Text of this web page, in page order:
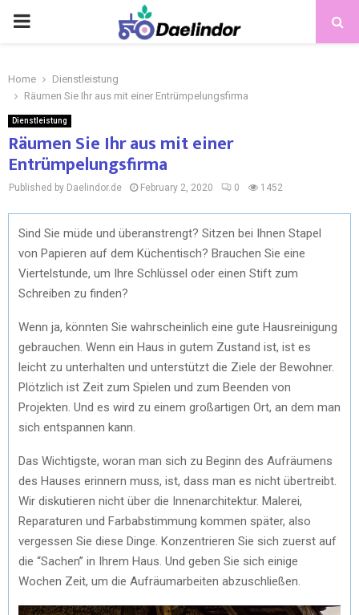
Home
Dienstleistung
Räumen Sie Ihr aus mit einer Entrümpelungsfirma
Dienstleistung
Räumen Sie Ihr aus mit einer
Entrümpelungsfirma
Published by Daelindor.de February 2, 2020 0 1452
Sind Sie müde und überanstrengt? Sitzen bei Ihnen Stapel
von Papieren auf dem Küchentisch? Brauchen Sie eine
Viertelstunde, um Ihre Schlüssel oder einen Stift zum
Schreiben zu finden?
Wenn ja, könnten Sie wahrscheinlich eine gute Hausreinigung
gebrauchen. Wenn ein Haus in gutem Zustand ist, ist es
leicht zu unterhalten und unterstützt die Ziele der Bewohner.
Plötzlich ist Zeit zum Spielen und zum Beenden von
Projekten. Und es wird zu einem großartigen Ort, an dem man
sich entspannen kann.
Das Wichtigste, woran man sich zu Beginn des Aufräumens
des Hauses erinnern muss, ist, dass man es nicht übertreibt.
Wir diskutieren nicht über die Innenarchitektur. Malerei,
Reparaturen und Farbabstimmung kommen später, also
vergessen Sie diese Dinge. Konzentrieren Sie sich zuerst auf
die “Sachen” in Ihrem Haus. Und geben Sie sich einige
Wochen Zeit, um die Aufräumarbeiten abzuschließen.